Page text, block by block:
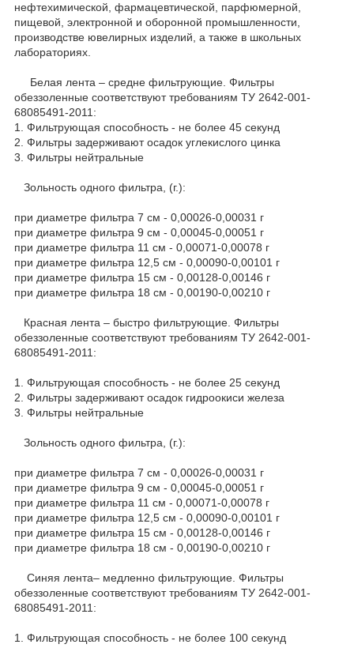
нефтехимической, фармацевтической, парфюмерной,
пищевой, электронной и оборонной промышленности,
производстве ювелирных изделий, а также в школьных
лабораториях.
Белая лента – средне фильтрующие. Фильтры
обеззоленные соответствуют требованиям ТУ 2642-001-
68085491-2011:
1. Фильтрующая способность - не более 45 секунд
2. Фильтры задерживают осадок углекислого цинка
3. Фильтры нейтральные
Зольность одного фильтра, (г.):
при диаметре фильтра 7 см - 0,00026-0,00031 г
при диаметре фильтра 9 см - 0,00045-0,00051 г
при диаметре фильтра 11 см - 0,00071-0,00078 г
при диаметре фильтра 12,5 см - 0,00090-0,00101 г
при диаметре фильтра 15 см - 0,00128-0,00146 г
при диаметре фильтра 18 см - 0,00190-0,00210 г
Красная лента – быстро фильтрующие. Фильтры
обеззоленные соответствуют требованиям ТУ 2642-001-
68085491-2011:
1. Фильтрующая способность - не более 25 секунд
2. Фильтры задерживают осадок гидроокиси железа
3. Фильтры нейтральные
Зольность одного фильтра, (г.):
при диаметре фильтра 7 см - 0,00026-0,00031 г
при диаметре фильтра 9 см - 0,00045-0,00051 г
при диаметре фильтра 11 см - 0,00071-0,00078 г
при диаметре фильтра 12,5 см - 0,00090-0,00101 г
при диаметре фильтра 15 см - 0,00128-0,00146 г
при диаметре фильтра 18 см - 0,00190-0,00210 г
Синяя лента– медленно фильтрующие. Фильтры
обеззоленные соответствуют требованиям ТУ 2642-001-
68085491-2011:
1. Фильтрующая способность - не более 100 секунд